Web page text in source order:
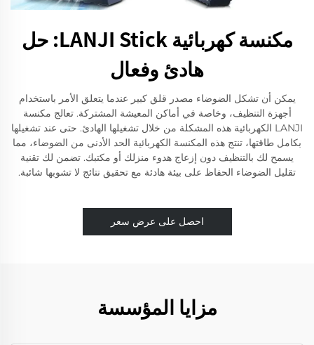
مكنسة كهربائية LANJI Stick: حل
هادئ وفعال
يمكن أن تشكل الضوضاء مصدر قلق كبير عندما يتعلق الأمر باستخدام
أجهزة التنظيف، وخاصة في أماكن المعيشة المشتركة. تعالج مكنسة
LANJI الكهربائية هذه المشكلة من خلال تشغيلها الهادئ. حتى عند تشغيلها
بكامل طاقتها، تنتج هذه المكنسة الكهربائية الحد الأدنى من الضوضاء، مما
يسمح لك بالتنظيف دون إزعاج هدوء منزلك أو مكتبك. تضمن لك تقنية
تقليل الضوضاء الحفاظ على بيئة هادئة مع تحقيق نتائج لا تشوبها شائبة.
احصل على عرض سعر
مزايا المؤسسة